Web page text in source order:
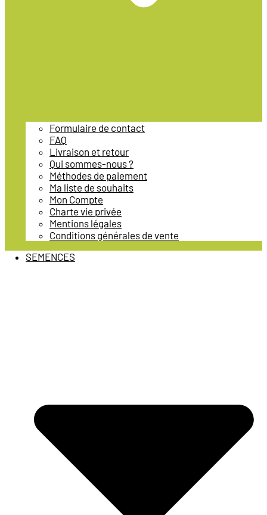
Formulaire de contact
FAQ
Livraison et retour
Qui sommes-nous ?
Méthodes de paiement
Ma liste de souhaits
Mon Compte
Charte vie privée
Mentions légales
Conditions générales de vente
SEMENCES